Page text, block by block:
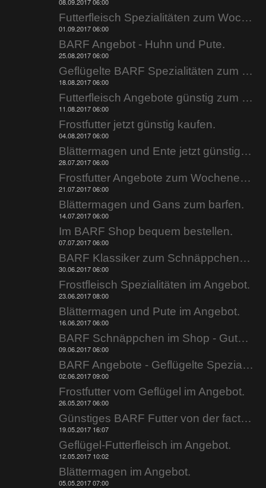
Futterfleisch Spezialitäten zum Wochenende.
01.09.2017 06:00
BARF Angebot - Huhn und Pute.
25.08.2017 06:00
Geflügelte BARF Spezialitäten zum Wochenende.
18.08.2017 06:00
Futterfleisch Angebote günstig zum Wochenende.
11.08.2017 06:00
Frostfutter jetzt günstig kaufen.
04.08.2017 06:00
Blättermagen und Ente jetzt günstig bestellen.
28.07.2017 06:00
Frostfutter Angebote zum Wochenende.
21.07.2017 06:00
Blättermagen und Gans zum barfen.
14.07.2017 06:00
Im BARF Shop bequem bestellen.
07.07.2017 06:00
BARF Klassiker zum Schnäppchenpreis.
30.06.2017 06:00
Frostfleisch Spezialitäten im Angebot.
23.06.2017 08:00
Blättermagen und Pute im Angebot.
16.06.2017 06:00
BARF Schnäppchen im Shop - Gutscheine jetzt einlösen.
09.06.2017 06:00
BARF Angebote - Geflügelte Spezialitäten.
02.06.2017 09:00
Frostfutter vom Geflügel im Angebot.
26.05.2017 06:00
Günstiges BARF Futter von der factory.
19.05.2017 16:07
Geflügel-Futterfleisch im Angebot.
12.05.2017 10:02
Blättermagen im Angebot.
05.05.2017 07:00